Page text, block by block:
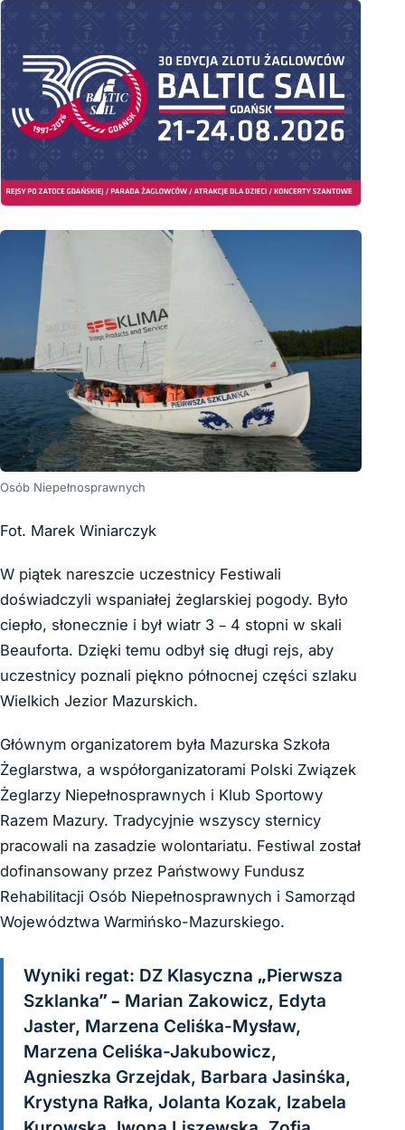
Osób Niepełnosprawnych
Fot. Marek Winiarczyk
W piątek nareszcie uczestnicy Festiwali
doświadczyli wspaniałej żeglarskiej pogody. Było
ciepło, słonecznie i był wiatr 3 – 4 stopni w skali
Beauforta. Dzięki temu odbył się długi rejs, aby
uczestnicy poznali piękno północnej części szlaku
Wielkich Jezior Mazurskich.
Głównym organizatorem była Mazurska Szkoła
Żeglarstwa, a współorganizatorami Polski Związek
Żeglarzy Niepełnosprawnych i Klub Sportowy
Razem Mazury. Tradycyjnie wszyscy sternicy
pracowali na zasadzie wolontariatu. Festiwal został
dofinansowany przez Państwowy Fundusz
Rehabilitacji Osób Niepełnosprawnych i Samorząd
Województwa Warmińsko-Mazurskiego.
Wyniki regat: DZ Klasyczna „Pierwsza
Szklanka” – Marian Zakowicz, Edyta
Jaster, Marzena Celiśka-Mysław,
Marzena Celiśka-Jakubowicz,
Agnieszka Grzejdak, Barbara Jasinśka,
Krystyna Rałka, Jolanta Kozak, Izabela